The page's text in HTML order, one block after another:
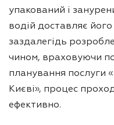
упакований і
водій доставляє
заздалегідь
чином, враховуючи
планування послуги
Києві», процес
ефективно.